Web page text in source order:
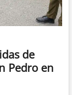
de
Pedro en